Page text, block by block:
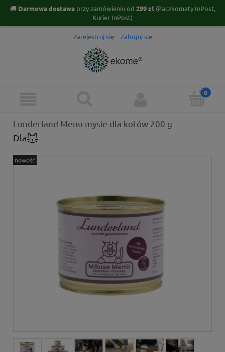
🚚 Darmowa dostawaprzy zamówieniu od 299 zł(Paczkomaty InPost,
Kurier InPost)
Zarejestruj się Zaloguj się
Lunderland Menu mysie dla kotów 200 g
Dla
nowość